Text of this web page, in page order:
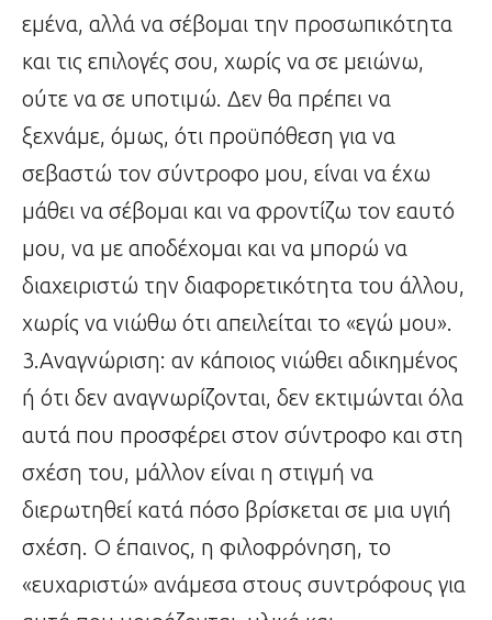
εμένα, αλλά να σέβομαι την προσωπικότητα
και τις επιλογές σου, χωρίς να σε μειώνω,
ούτε να σε υποτιμώ. Δεν θα πρέπει να
ξεχνάμε, όμως, ότι προϋπόθεση για να
σεβαστώ τον σύντροφο μου, είναι να έχω
μάθει να σέβομαι και να φροντίζω τον εαυτό
μου, να με αποδέχομαι και να μπορώ να
διαχειριστώ την διαφορετικότητα του άλλου,
χωρίς να νιώθω ότι απειλείται το «εγώ μου».
3.Αναγνώριση: αν κάποιος νιώθει αδικημένος
ή ότι δεν αναγνωρίζονται, δεν εκτιμώνται όλα
αυτά που προσφέρει στον σύντροφο και στη
σχέση του, μάλλον είναι η στιγμή να
διερωτηθεί κατά πόσο βρίσκεται σε μια υγιή
σχέση. Ο έπαινος, η φιλοφρόνηση, το
«ευχαριστώ» ανάμεσα στους συντρόφους για